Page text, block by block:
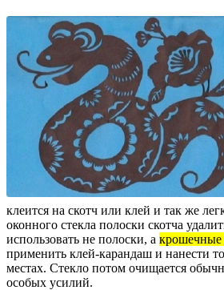
клеится на скотч или клей и так же
оконного стекла полоски скотча
использовать не полоски, а крошечные
применить клей-карандаш и нанести
местах. Стекло потом очищается
особых усилий.